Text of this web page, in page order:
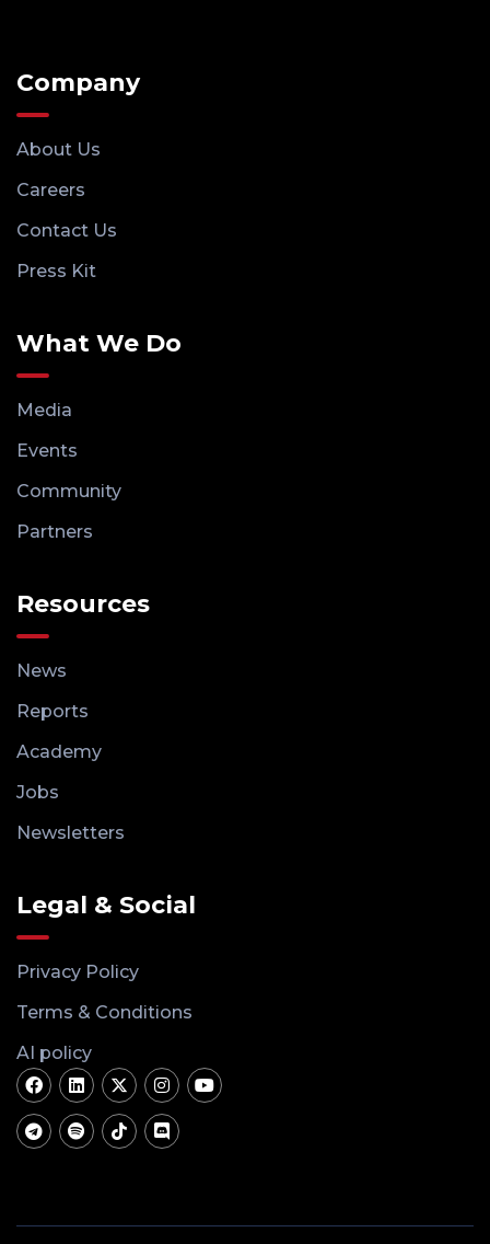
Company
About Us
Careers
Contact Us
Press Kit
What We Do
Media
Events
Community
Partners
Resources
News
Reports
Academy
Jobs
Newsletters
Legal & Social
Privacy Policy
Terms & Conditions
AI policy